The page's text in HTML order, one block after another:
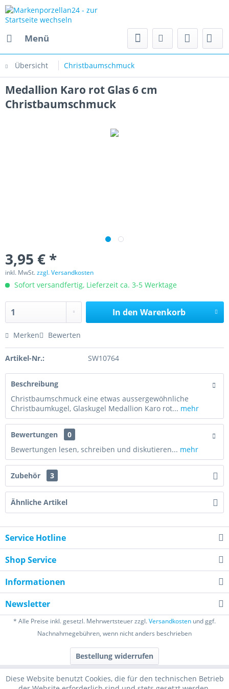
Menü
Übersicht Christbaumschmuck
Medallion Karo rot Glas 6 cm
Christbaumschmuck
3,95 € *
inkl. MwSt.zzgl. Versandkosten
Sofort versandfertig, Lieferzeit ca. 3-5 Werktage
In den Warenkorb
Merken Bewerten
Artikel-Nr.: SW10764
Beschreibung
Christbaumschmuck eine etwas aussergewöhnliche
Christbaumkugel, Glaskugel Medallion Karo rot... mehr
Bewertungen
0
Bewertungen lesen, schreiben und diskutieren... mehr
Zubehör 3
Ähnliche Artikel
Service Hotline
Shop Service
Informationen
Newsletter
* Alle Preise inkl. gesetzl. Mehrwertsteuer zzgl.Versandkosten und ggf.
Nachnahmegebühren, wenn nicht anders beschrieben
Bestellung widerrufen
Diese Website benutzt Cookies, die für den technischen Betrieb